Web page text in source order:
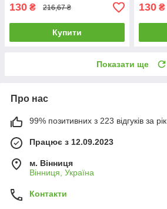
130 ₴ 216,67 ₴
Купити
130 ₴
Показати ще
Про нас
99% позитивних з 223 відгуків за рік
Працює з 12.09.2023
м. Вінниця
Вінниця, Україна
Контакти